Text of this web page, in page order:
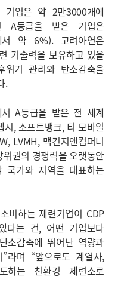
업은 약 2만3000개에
A등급을 받은 기업은
서 약 6%). 고려아연은
기술력을 보유하고 있을
기 관리와 탄소감축을
.
A등급을 받은 전 세계
, 소프트뱅크, 티 모바일
LVMH, 맥킨지앤컴퍼니
권의 경쟁력을 오랫동안
국가와 지역을 대표하는
비하는 제련기업이 CDP
다는 건, 어떤 기업보다
소감축에 뛰어난 역량과
라며 “앞으로도 계열사,
하는 친환경 제련소로